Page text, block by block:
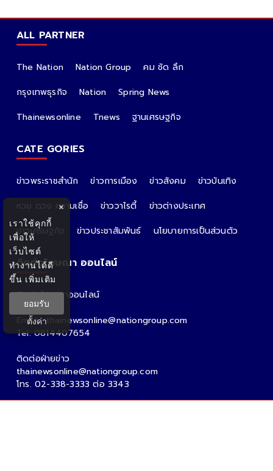
ALL PARTNER
The Nation Nation Group
คม ชัด ลึก
กรุงเทพธุรกิจ
Nation
Spring News
Thainewsonline
Tnews ฐานเศรษฐกิจ
CATE GORIES
ข่าวพระราชสำนัก ข่าวการเมือง ข่าวสังคม
ข่าวบันเทิง
หวย ดวง ความเชื่อ
ข่าววาไรตี้
ข่าวต่างประเทศ
ข่าวเศรษฐกิจ
ข่าวประชาสัมพันธ์ นโยบายการเป็นส่วนตัว
ติดต่อโฆษณา ออนไลน์
ติดต่อโฆษณาออนไลน์
คุณอ้อ
Email : thainewsonline@nationgroup.com
Tel: 0814407654
ติดต่อฝ่ายข่าว
thainewsonline@nationgroup.com
โทร. 02-338-3333 ต่อ 3343
×
เราใช้คุกกี้
เพื่อให้
เว็บไซต์
ทำงานได้ดี
ขึ้น เพิ่มเติม
ยอมรับ
ตั้งค่า